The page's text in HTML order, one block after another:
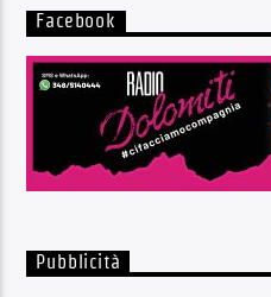
Facebook
Pubblicità